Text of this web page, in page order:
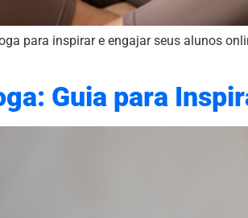
para inspirar e engajar seus alunos
Guia para